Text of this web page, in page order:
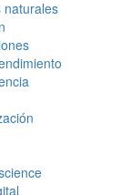
naturales